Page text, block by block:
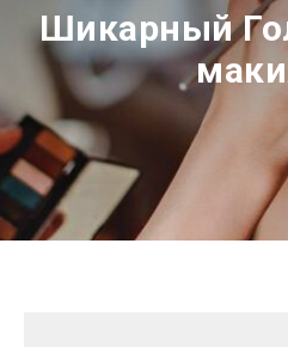
Шикарный